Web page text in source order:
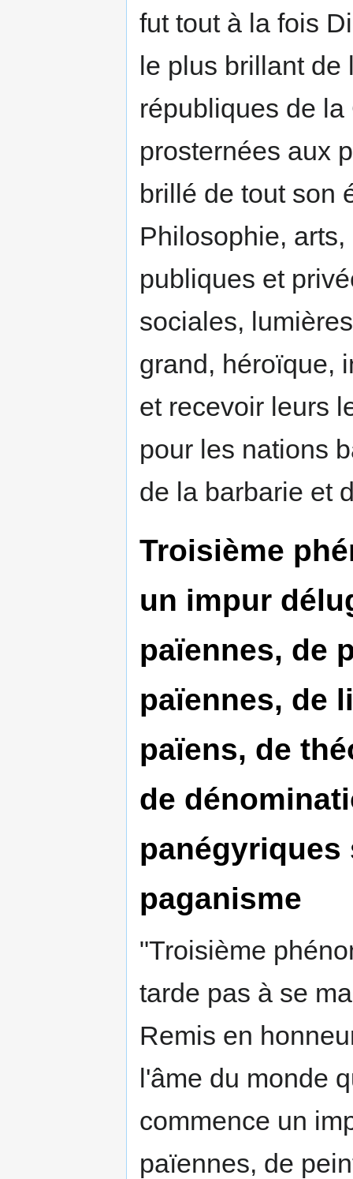
fut tout à la fois
le plus brillant de
républiques de
prosternées aux
brillé de tout son
Philosophie,
publiques et
sociales,
grand, héroïque,
et recevoir leurs
pour les nations
de la barbarie et
Troisième
un impur
païennes, de
païennes, de
païens, de
de
panégyriques
paganisme
"Troisième
tarde pas à se
Remis en
l'âme du monde
commence un
païennes, de